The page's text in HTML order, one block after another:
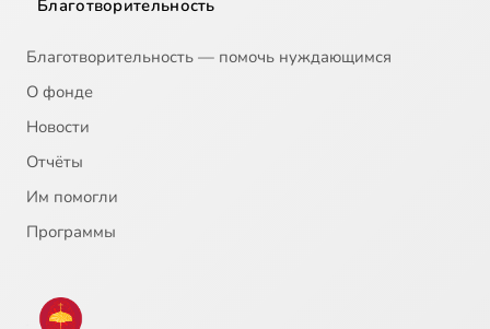
Благотворительность
Благотворительность — помочь нуждающимся
О фонде
Новости
Отчёты
Им помогли
Программы